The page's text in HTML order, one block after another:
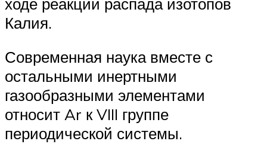
Калия.
Современная наука вместе с
остальными инертными
газообразными элементами
относит Ar к VIII группе
периодической системы.